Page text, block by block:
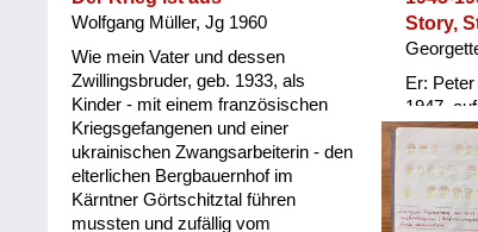
Staatsvertrag
Wohnen
sonstiges
Wolfgang Müller, Jg 1960
Wie mein Vater und dessen
Zwillingsbruder, geb. 1933, als
Kinder - mit einem französischen
Kriegsgefangenen und einer
ukrainischen Zwangsarbeiterin - den
elterlichen Bergbauernhof im
Kärntner Görtschitztal führen
mussten und zufällig vom
Story,
Er:
1947,
und